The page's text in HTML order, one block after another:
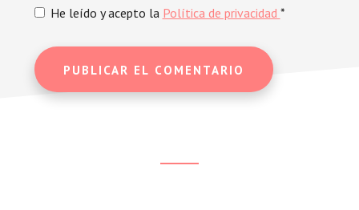
He leído y acepto la Política de privacidad *